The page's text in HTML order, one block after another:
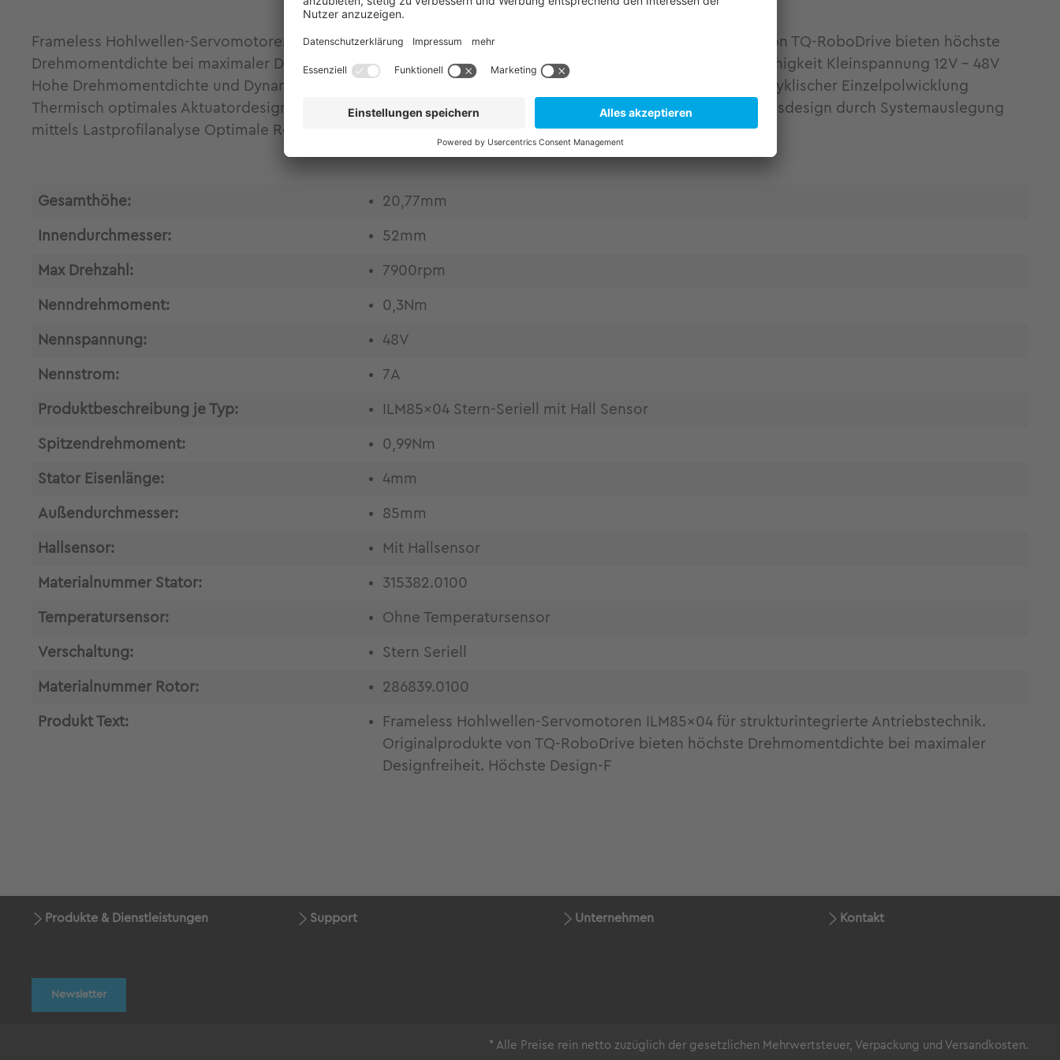
Frameless Hohlwellen-Servomotoren ILM85x04 für strukturintegrierte Antriebstechnik. Originalprodukte von TQ-RoboDrive bieten höchste
Drehmomentdichte bei maximaler Designfreiheit. Höchste Design-Freiheit durch Einbausätze Hohlwellenfähigkeit Kleinspannung 12V - 48V
Hohe Drehmomentdichte und Dynamik Verlustarmes Design durch höchsten Kupferfüllfaktor mittels orthozyklischer Einzelpolwicklung
Thermisch optimales Aktuatordesign durch Strukturintegration Gewichts- und bauraumoptimiertes Antriebsdesign durch Systemauslegung
mittels Lastprofilanalyse Optimale Regelbarkeit durch hohe Bandbreite und niedrigsten Oberwellenanteil
Gesamthöhe: 20,77mm
Innendurchmesser: 52mm
Max Drehzahl: 7900rpm
Nenndrehmoment: 0,3Nm
Nennspannung: 48V
Nennstrom: 7A
Produktbeschreibung je Typ: ILM85x04 Stern-Seriell mit Hall Sensor
Spitzendrehmoment: 0,99Nm
Stator Eisenlänge: 4mm
Außendurchmesser: 85mm
Hallsensor: Mit Hallsensor
Materialnummer Stator: 315382.0100
Temperatursensor: Ohne Temperatursensor
Verschaltung: Stern Seriell
Materialnummer Rotor: 286839.0100
Produkt Text:
Frameless Hohlwellen-Servomotoren ILM85x04 für strukturintegrierte Antriebstechnik.
Originalprodukte von TQ-RoboDrive bieten höchste Drehmomentdichte bei maximaler
Designfreiheit. Höchste Design-F
Produkte & Dienstleistungen Support Unternehmen Kontakt
Newsletter
* Alle Preise rein netto zuzüglich der gesetzlichen Mehrwertsteuer, Verpackung und Versandkosten.